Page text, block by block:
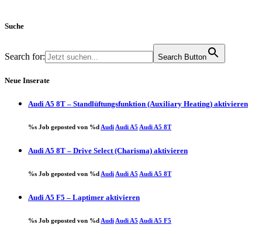
Suche
Search for: Search Button
Neue Inserate
Audi A5 8T – Standlüftungsfunktion (Auxiliary Heating) aktivieren
%s Job geposted von %d Audi Audi A5 Audi A5 8T
Audi A5 8T – Drive Select (Charisma) aktivieren
%s Job geposted von %d Audi Audi A5 Audi A5 8T
Audi A5 F5 – Laptimer aktivieren
%s Job geposted von %d Audi Audi A5 Audi A5 F5